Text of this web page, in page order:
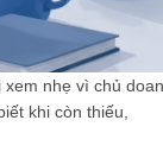
nhẹ vì chủ
khi còn thiếu,